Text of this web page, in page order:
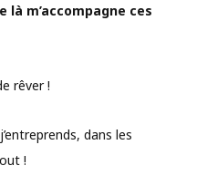
là m’accompagne ces
rêver !
dans les
!